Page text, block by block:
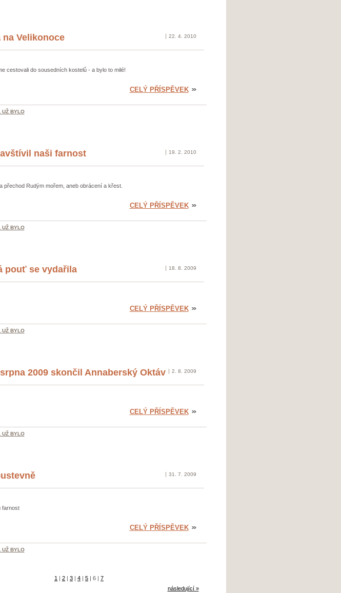
na Velikonoce 22. 4. 2010
cestovali do sousedních kostelů - a bylo to milé!
CELÝ PŘÍSPĚVEK
UŽ BYLO
naši farnost 19. 2. 2010
přechod Rudým mořem, aneb obrácení a křest.
CELÝ PŘÍSPĚVEK
UŽ BYLO
pouť se vydařila 18. 8. 2009
CELÝ PŘÍSPĚVEK
UŽ BYLO
2009 skončil Annaberský Oktáv 2. 8. 2009
CELÝ PŘÍSPĚVEK
UŽ BYLO
31. 7. 2009
farnost
CELÝ PŘÍSPĚVEK
UŽ BYLO
1 | 2 | 3 | 4 | 5 | 6 | 7
následující »